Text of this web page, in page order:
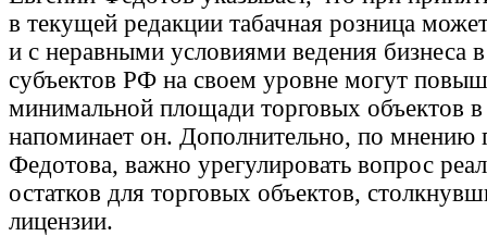
в текущей редакции табачная розница
и с неравными условиями ведения бизнеса
субъектов РФ на своем уровне могут
минимальной площади торговых объектов в
напоминает он. Дополнительно, по мнению
Федотова, важно урегулировать вопрос
остатков для торговых объектов,
лицензии.